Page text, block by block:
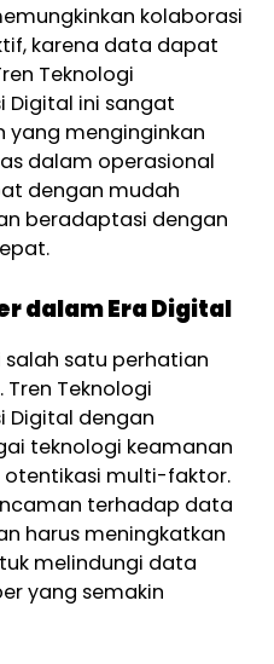
kolaborasi
karena data dapat
Teknologi
Digital ini sangat
yang menginginkan
dalam operasional
dengan mudah
beradaptasi dengan
dalam Era Digital
satu perhatian
Teknologi
Digital dengan
teknologi keamanan
otentikasi multi-faktor.
terhadap data
harus meningkatkan
melindungi data
yang semakin